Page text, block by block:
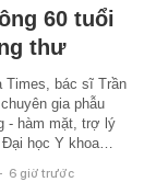
60 tuổi
thư
Times, bác sĩ Trần
gia phẫu
- hàm mặt, trợ lý
học Y khoa…
6 giờ trước